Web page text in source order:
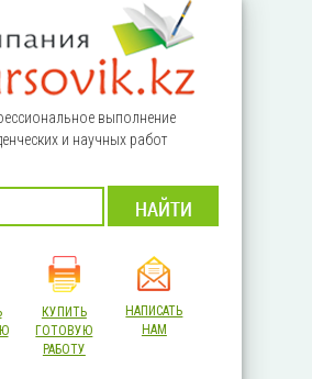
выполнение
и научных работ
КУПИТЬ
ГОТОВУЮ
РАБОТУ
НАПИСАТЬ
НАМ